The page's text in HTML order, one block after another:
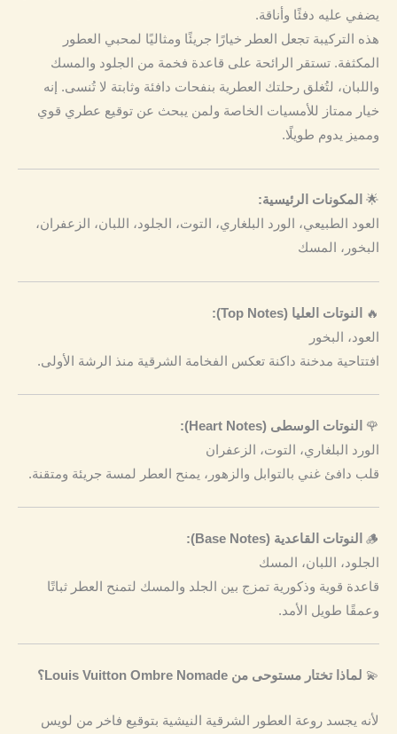
يضفي عليه دفئًا وأناقة.
هذه التركيبة تجعل العطر خيارًا جريئًا ومثاليًا لمحبي العطور
المكثفة. تستقر الرائحة على قاعدة فخمة من الجلود والمسك
واللبان، لتُغلق رحلتك العطرية بنفحات دافئة وثابتة لا تُنسى. إنه
خيار ممتاز للأمسيات الخاصة ولمن يبحث عن توقيع عطري قوي
ومميز يدوم طويلًا.
🌟 المكونات الرئيسية:
العود الطبيعي، الورد البلغاري، التوت، الجلود، اللبان، الزعفران،
البخور، المسك
🔥
النوتات العليا (Top Notes):
العود، البخور
افتتاحية مدخنة داكنة تعكس الفخامة الشرقية منذ الرشة الأولى.
🌹
النوتات الوسطى (Heart Notes):
الورد البلغاري، التوت، الزعفران
قلب دافئ غني بالتوابل والزهور، يمنح العطر لمسة جريئة ومتقنة.
🪵 النوتات القاعدية (Base Notes):
الجلود، اللبان، المسك
قاعدة قوية وذكورية تمزج بين الجلد والمسك لتمنح العطر ثباتًا
وعمقًا طويل الأمد.
💫 لماذا تختار مستوحى من Louis Vuitton Ombre Nomade؟
لأنه يجسد روعة العطور الشرقية النيشية بتوقيع فاخر من لويس